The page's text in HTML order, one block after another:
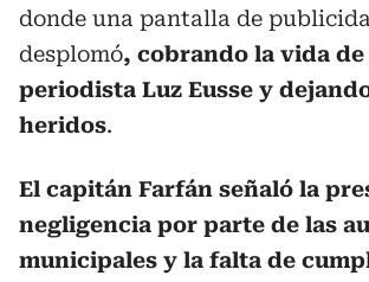
donde una pantalla de
desplomó, cobrando la vida de
periodista Luz Eusse y
heridos.
El capitán Farfán señaló la
negligencia por parte de las
municipales y la falta de